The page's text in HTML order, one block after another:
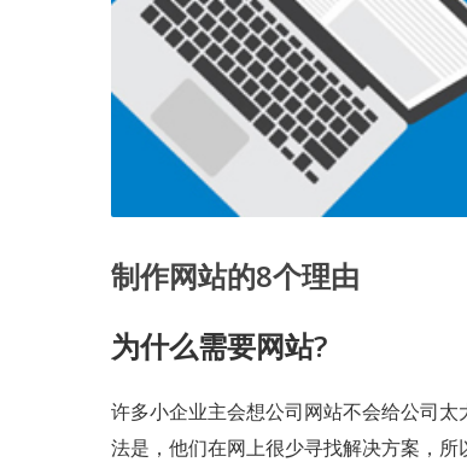
制作网站的8个理由
为什么需要网站?
许多小企业主会想公司网站不会给公司
法是，他们在网上很少寻找解决方案，